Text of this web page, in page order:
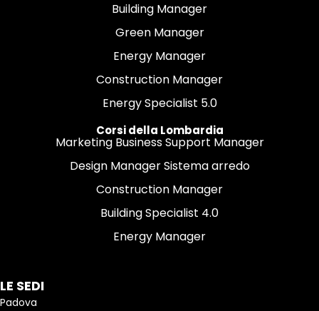
Building Manager
Green Manager
Energy Manager
Construction Manager
Energy Specialist 5.0
Corsi della Lombardia
Marketing Business Support Manager
Design Manager Sistema arredo
Construction Manager
Building Specialist 4.0
Energy Manager
LE SEDI
Padova